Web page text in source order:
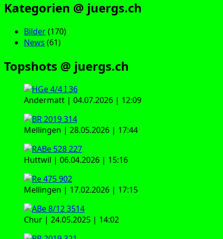
Kategorien @ juergs.ch
Bilder(170)
News (61)
Topshots @ juergs.ch
Andermatt | 04.07.2026 | 12:09
Mellingen | 28.05.2026 | 17:44
Huttwil | 06.04.2026 | 15:16
Mellingen | 17.02.2026 | 17:15
Chur | 24.05.2025 | 14:02